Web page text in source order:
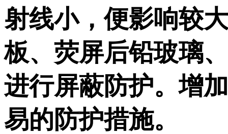
射线小，便影响较
板、荧屏后铅玻璃
进行屏蔽防护。增
易的防护措施。